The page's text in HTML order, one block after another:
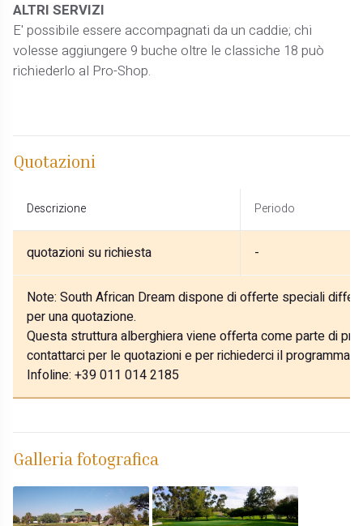
ALTRI SERVIZI
E' possibile essere accompagnati da un caddie; chi
volesse aggiungere 9 buche oltre le classiche 18 può
richiederlo al Pro-Shop.
Quotazioni
Descrizione Periodo
quotazioni su richiesta -
Note: South African Dream dispone di offerte speciali
per una quotazione.
Questa struttura alberghiera viene offerta come parte di
contattarci per le quotazioni e per richiederci il programma
Infoline: +39 011 014 2185
Galleria fotografica